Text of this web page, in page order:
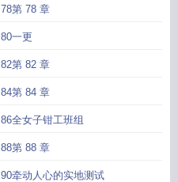
78第 78 章
80一更
82第 82 章
84第 84 章
86全女子钳工班组
88第 88 章
90牵动人心的实地测试